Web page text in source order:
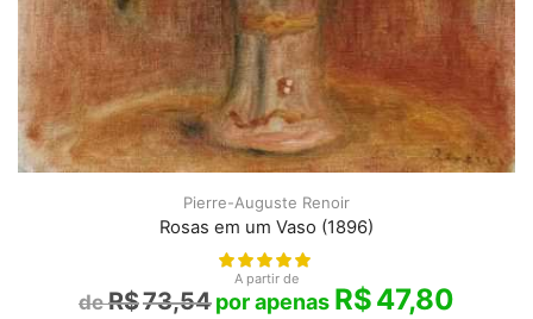
Pierre-Auguste Renoir
Rosas em um Vaso (1896)
A partir de
R$73,54 R$47,80